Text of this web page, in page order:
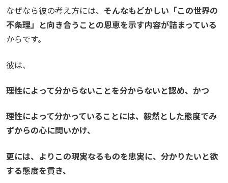
なぜなら彼の考え方には、 そんなもどかしい「この世界の
不条理」と向き合うことの恩恵を示す内容が詰まっている
からです。
彼は、
理性によって分からないことを分からないと認め、かつ
理性によって分かっていることには、毅然とした態度でみ
ずからの心に問いかけ、
更には、よりこの現実なるものを忠実に、分かりたいと欲
する態度を貫き、